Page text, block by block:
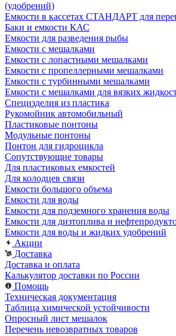
(удобрений)
Емкости в кассетах СТАНДАРТ для
Баки и емкости КАС
Емкости для разведения рыбы
Емкости с мешалками
Емкости с лопастными мешалками
Емкости с пропеллерными мешалками
Емкости с турбинными мешалками
Емкости с мешалками для вязких
Специзделия из пластика
Рукомойник автомобильный
Пластиковые понтоны
Модульные понтоны
Понтон для гидроцикла
Сопутствующие товары
Для пластиковых емкостей
Для колодцев связи
Емкости большого объема
Емкости для воды
Емкости для подземного хранения воды
Емкости для дизтоплива и
Емкости для воды и жидких удобрений
Акции
Доставка
Доставка и оплата
Калькулятор доставки по России
Помощь
Техническая документация
Таблица химической устойчивости
Опросный лист мешалок
Перечень невозвратных товаров